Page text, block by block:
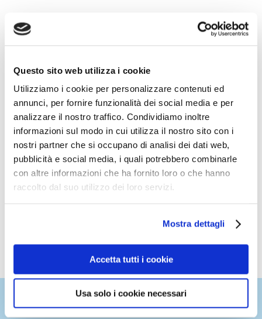
Questo sito web utilizza i cookie
Utilizziamo i cookie per personalizzare contenuti ed
annunci, per fornire funzionalità dei social media e per
analizzare il nostro traffico. Condividiamo inoltre
informazioni sul modo in cui utilizza il nostro sito con i
nostri partner che si occupano di analisi dei dati web,
pubblicità e social media, i quali potrebbero combinarle
con altre informazioni che ha fornito loro o che hanno
raccolto dal suo utilizzo dei loro servizi.
Mostra dettagli
Accetta tutti i cookie
Usa solo i cookie necessari
Kürzliche Posts
durch Aerosole, die während der Händetrocknung
entstehen
Konsenserklärung eines Sachverständigengremiums
zum Hygienischen Händetrocknen
Seit der Covid-19-Pandemie achten die Menschen in
Europa stärker auf die Händehygiene
Das European Tissue Symposium nimmt an der